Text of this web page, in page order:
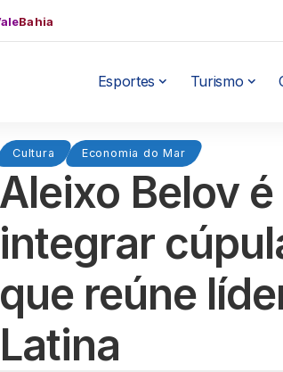
Bahia
Esportes Turismo
Cultura Economia do Mar
Aleixo Belov
integrar
que reúne
Latina